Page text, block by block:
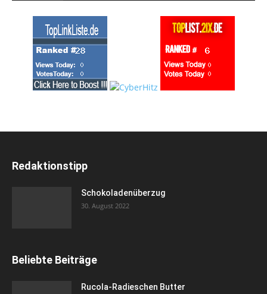
Redaktionstipp
Schokoladenüberzug
30. August 2022
Beliebte Beiträge
Rucola-Radieschen Butter